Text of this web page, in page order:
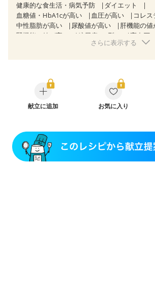
健康的な食生活・病気予防
ダイエット
血糖値・HbA1cが高い
血圧が高い
コレ
中性脂肪が高い
尿酸値が高い
肝機能の値
腎機能の値が高い
糖尿病（2型） 高血圧
狭心症 心筋梗塞
糖尿病性腎症（第３期）
CKD（ステージ１）
CKD（ステージ２）
CKD（ステージ３a）
乳がん（抗がん剤治療中）
乳がん（ホルモ
味の感じ方が変わった
骨粗しょう症
関節リウマチ
乾癬
フレイル（年齢に合わせた体作り）
さらに表示する
献立に追加 お気に入り